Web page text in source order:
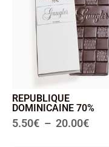
REPUBLIQUE
DOMINICAINE 70%
5.50€ – 20.00€